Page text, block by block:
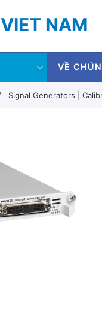
VIET NAM
VỀ
Signal Generators |